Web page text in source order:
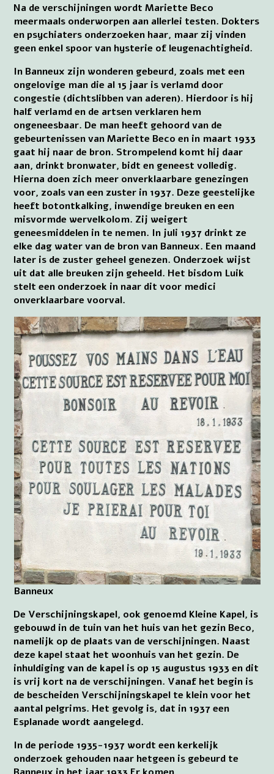
Na de verschijningen wordt Mariette Beco
meermaals onderworpen aan allerlei testen. Dokters
en psychiaters onderzoeken haar, maar zij vinden
geen enkel spoor van hysterie of leugenachtigheid.
In Banneux zijn wonderen gebeurd, zoals met een
ongelovige man die al 15 jaar is verlamd door
congestie (dichtslibben van aderen). Hierdoor is hij
half verlamd en de artsen verklaren hem
ongeneesbaar. De man heeft gehoord van de
gebeurtenissen van Mariette Beco en in maart 1933
gaat hij naar de bron. Strompelend komt hij daar
aan, drinkt bronwater, bidt en geneest volledig.
Hierna doen zich meer onverklaarbare genezingen
voor, zoals van een zuster in 1937. Deze geestelijke
heeft botontkalking, inwendige breuken en een
misvormde wervelkolom. Zij weigert
geneesmiddelen in te nemen. In juli 1937 drinkt ze
elke dag water van de bron van Banneux. Een maand
later is de zuster geheel genezen. Onderzoek wijst
uit dat alle breuken zijn geheeld. Het bisdom Luik
stelt een onderzoek in naar dit voor medici
onverklaarbare voorval.
Banneux
De Verschijningskapel, ook genoemd Kleine Kapel, is
gebouwd in de tuin van het huis van het gezin Beco,
namelijk op de plaats van de verschijningen. Naast
deze kapel staat het woonhuis van het gezin. De
inhuldiging van de kapel is op 15 augustus 1933 en dit
is vrij kort na de verschijningen. Vanaf het begin is
de bescheiden Verschijningskapel te klein voor het
aantal pelgrims. Het gevolg is, dat in 1937 een
Esplanade wordt aangelegd.
In de periode 1935-1937 wordt een kerkelijk
onderzoek gehouden naar hetgeen is gebeurd te